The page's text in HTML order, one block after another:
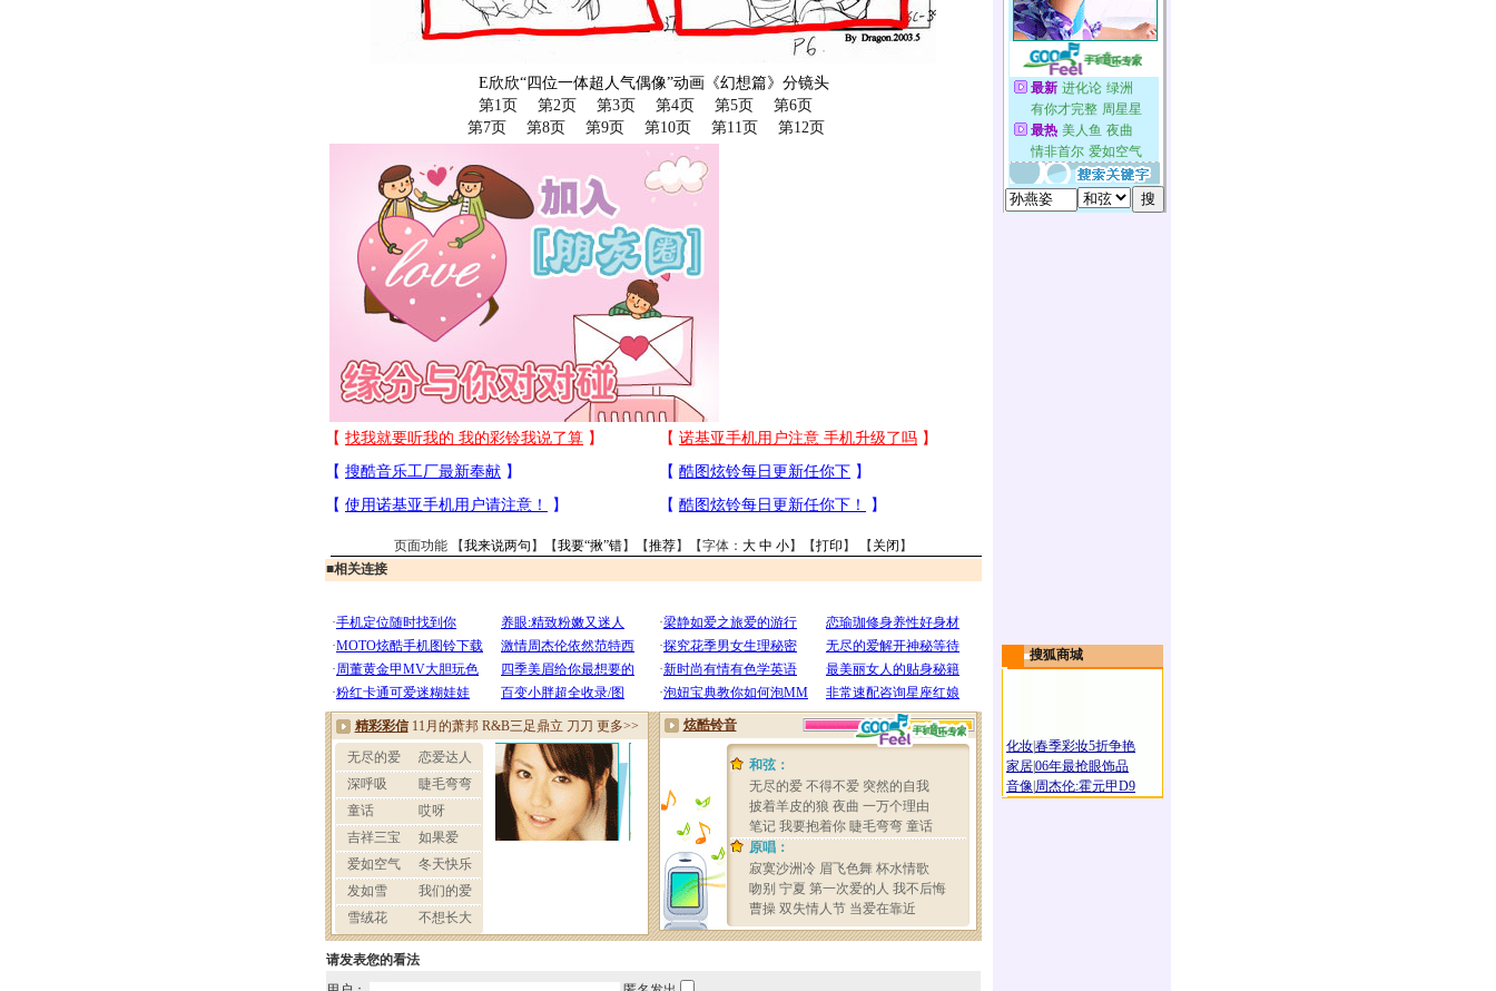
E欣欣“四位一体超人气偶像”动画《幻想篇》分镜头
第1页
第2页 第3页 第4页 第5页
第6页
第7页
第8页 第9页 第10页 第11页 第12页
页面功能 【我来说两句 】【我要“揪”错】【推荐】【字体： 大 中 小】【打印 】 【 关闭 】
■相关连接
请发表您的看法
搜狐商城
化妆春季彩妆5折争艳
家居06年最抢眼饰品
音像 周杰伦:霍元甲D9